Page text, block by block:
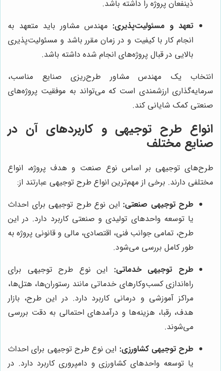
ذینفعان پروژه را داشته باشد.
تعهد و مسئولیت‌پذیری: مهندس مشاور باید متعهد به
انجام کار با کیفیت و در زمان مقرر باشد و مسئولیت‌پذیری
بالایی در قبال پروژه‌های انجام شده داشته باشد.
انتخاب یک مهندس مشاور طرح‌ریزی صنایع مناسب،
سرمایه‌گذاری ارزشمندی است که می‌تواند به موفقیت پروژه‌های
صنعتی کمک شایانی کند.
انواع طرح توجیهی و کاربردهای آن در
صنایع مختلف
طرح‌های توجیهی بر اساس نوع صنعت و هدف پروژه، انواع
مختلفی دارند. برخی از مهم‌ترین انواع طرح توجیهی عبارتند از:
طرح توجیهی صنعتی: این نوع طرح توجیهی برای احداث
یا توسعه واحدهای تولیدی و صنعتی کاربرد دارد. در این
طرح، تمامی جوانب فنی، اقتصادی، مالی و قانونی پروژه به
طور کامل بررسی می‌شود.
طرح توجیهی خدماتی: این نوع طرح توجیهی برای
راه‌اندازی کسب‌وکارهای خدماتی مانند رستوران‌ها، هتل‌ها،
مراکز آموزشی و درمانی کاربرد دارد. در این طرح، بازار
هدف، رقبا، هزینه‌ها و درآمدهای احتمالی به دقت بررسی
می‌شوند.
طرح توجیهی کشاورزی: این نوع طرح توجیهی برای احداث
یا توسعه واحدهای کشاورزی و دامپروری کاربرد دارد. در